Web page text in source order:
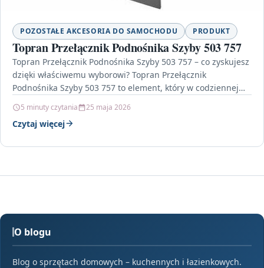
POZOSTAŁE AKCESORIA DO SAMOCHODU PRODUKT
Topran Przełącznik Podnośnika Szyby 503 757
Topran Przełącznik Podnośnika Szyby 503 757 – co zyskujesz
dzięki właściwemu wyborowi? Topran Przełącznik
Podnośnika Szyby 503 757 to element, który w codziennej
5 minuty czytania 25 maja 2026
Czytaj więcej
O blogu
Blog o sprzętach domowych – kuchennych i łazienkowych.